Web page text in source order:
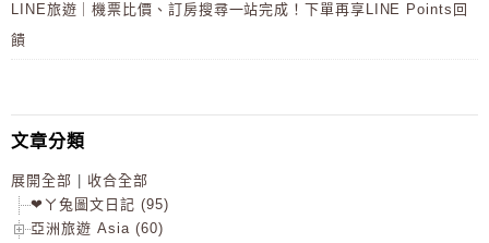
LINE旅遊｜機票比價、訂房搜尋一站完成！下單再享LINE Points回
饋
文章分類
展開全部
收合全部
❤ㄚ兔圖文日記 (95)
亞洲旅遊 Asia (60)